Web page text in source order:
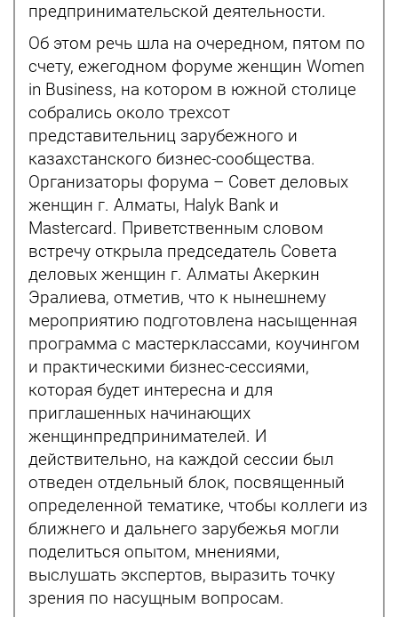
предпринимательской деятельности.
Об этом речь шла на очередном, пятом по
счету, ежегодном форуме женщин Women
in Business, на котором в южной столице
собрались около трехсот
представительниц зарубежного и
казахстанского бизнес-сообщества.
Организаторы форума – Совет деловых
женщин г. Алматы, Halyk Bank и
Masterсard. Приветственным словом
встречу открыла председатель Совета
деловых женщин г. Алматы Акеркин
Эралиева, отметив, что к нынешнему
мероприятию подготовлена насыщенная
программа с мастерклассами, коучингом
и практическими бизнес-сессиями,
которая будет интересна и для
приглашенных начинающих
женщинпредпринимателей. И
действительно, на каждой сессии был
отведен отдельный блок, посвященный
определенной тематике, чтобы коллеги из
ближнего и дальнего зарубежья могли
поделиться опытом, мнениями,
выслушать экспертов, выразить точку
зрения по насущным вопросам.